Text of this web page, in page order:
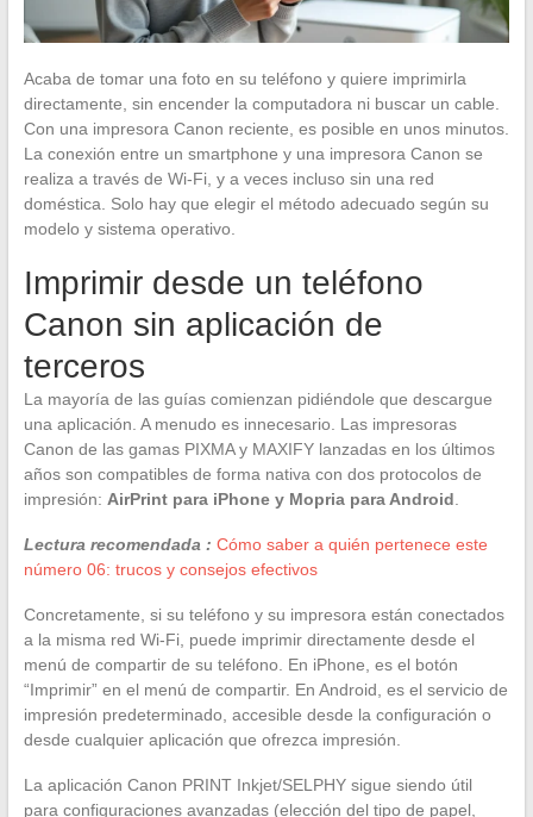
Acaba de tomar una foto en su teléfono y quiere imprimirla
directamente, sin encender la computadora ni buscar un cable.
Con una impresora Canon reciente, es posible en unos minutos.
La conexión entre un smartphone y una impresora Canon se
realiza a través de Wi-Fi, y a veces incluso sin una red
doméstica. Solo hay que elegir el método adecuado según su
modelo y sistema operativo.
Imprimir desde un teléfono
Canon sin aplicación de
terceros
La mayoría de las guías comienzan pidiéndole que descargue
una aplicación. A menudo es innecesario. Las impresoras
Canon de las gamas PIXMA y MAXIFY lanzadas en los últimos
años son compatibles de forma nativa con dos protocolos de
impresión: AirPrint para iPhone y Mopria para Android
Lectura recomendada : Cómo saber a quién pertenece este
número 06: trucos y consejos efectivos
Concretamente, si su teléfono y su impresora están conectados
a la misma red Wi-Fi, puede imprimir directamente desde el
menú de compartir de su teléfono. En iPhone, es el botón
“Imprimir” en el menú de compartir. En Android, es el servicio de
impresión predeterminado, accesible desde la configuración o
desde cualquier aplicación que ofrezca impresión.
La aplicación Canon PRINT Inkjet/SELPHY sigue siendo útil
para configuraciones avanzadas (elección del tipo de papel,